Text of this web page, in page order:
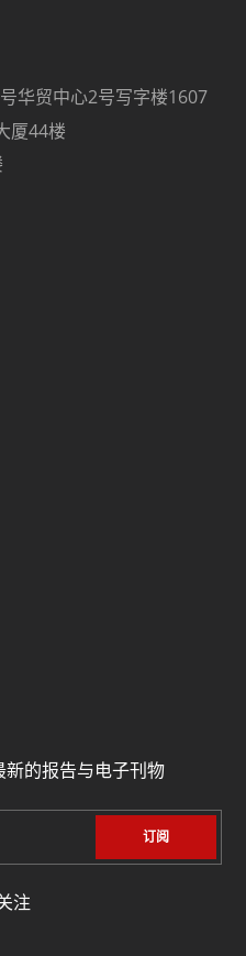
华贸中心2号写字楼1607
44楼
的报告与电子刊物
注